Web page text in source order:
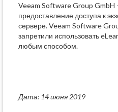
Veeam Software Group GmbH
предоставление доступа к
сервере. Veeam Software
запретили использовать
любым способом.
Дата: 14 июня 2019